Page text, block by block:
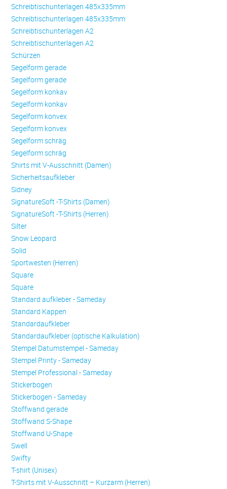
Schreibtischunterlagen 485x335mm
Schreibtischunterlagen 485x335mm
Schreibtischunterlagen A2
Schreibtischunterlagen A2
Schürzen
Se­gel­form ge­ra­de
Se­gel­form ge­ra­de
Se­gel­form konkav
Se­gel­form konkav
Se­gel­form konvex
Se­gel­form konvex
Se­gel­form schräg
Se­gel­form schräg
Shirts mit V-Ausschnitt (Damen)
Sicherheitsaufkleber
Sidney
SignatureSoft -T-Shirts (Damen)
SignatureSoft -T-Shirts (Herren)
Silter
Snow Leopard
Solid
Sportwesten (Herren)
Square
Square
Standard aufkleber - Sameday
Standard Kappen
Standardaufkleber
Standardaufkleber (optische Kalkulation)
Stempel Datumstempel - Sameday
Stempel Printy - Sameday
Stempel Professional - Sameday
Stickerbogen
Stickerbogen - Sameday
Stoffwand gerade
Stoffwand S-Shape
Stoffwand U-Shape
Swell
Swifty
T-shirt (Unisex)
T-Shirts mit V-Ausschnitt – Kurzarm (Herren)